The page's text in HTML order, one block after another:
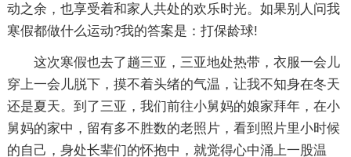
动之余，也享受着和家人共处的欢乐时光。如果别人问我
寒假都做什么运动?我的答案是：打保龄球!
这次寒假也去了趟三亚，三亚地处热带，衣服一会儿
穿上一会儿脱下，摸不着头绪的气温，让我不知身在冬天
还是夏天。到了三亚，我们前往小舅妈的娘家拜年，在小
舅妈的家中，留有多不胜数的老照片，看到照片里小时候
的自己，身处长辈们的怀抱中，就觉得心中涌上一股温